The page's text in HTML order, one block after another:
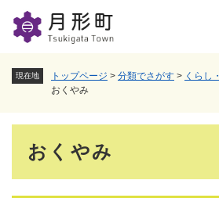
現在地 トップページ > 分類でさがす > くらし
おくやみ
おくやみ